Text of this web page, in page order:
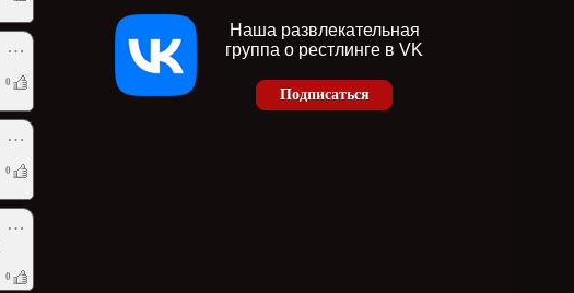
⋯
0
⋯
0
⋯
0
Наша развлекательная
группа о рестлинге в VK
Подписаться